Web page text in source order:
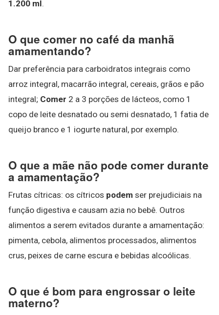
1.200 ml.
O que comer no café da manhã
amamentando?
Dar preferência para carboidratos integrais como
arroz integral, macarrão integral, cereais, grãos e pão
integral; Comer 2 a 3 porções de lácteos, como 1
copo de leite desnatado ou semi desnatado, 1 fatia de
queijo branco e 1 iogurte natural, por exemplo.
O que a mãe não pode comer durante
a amamentação?
Frutas cítricas: os cítricos podem ser prejudiciais na
função digestiva e causam azia no bebê. Outros
alimentos a serem evitados durante a amamentação:
pimenta, cebola, alimentos processados, alimentos
crus, peixes de carne escura e bebidas alcoólicas.
O que é bom para engrossar o leite
materno?